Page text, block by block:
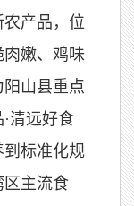
产品，位
嫩、鸡味
山县重点
清远好食
标准化规
区主流食